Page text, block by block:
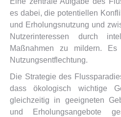
es dabei, die potentiellen
und Erholungsnutzung und
Nutzerinteressen durch
Maßnahmen zu mildern.
Nutzungsentflechtung.
Die Strategie des
dass ökologisch wichtige
gleichzeitig in geeigneten
und Erholungsangebote